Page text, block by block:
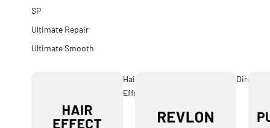
SP
Ultimate Repair
Ultimate Smooth
Hair
Effect